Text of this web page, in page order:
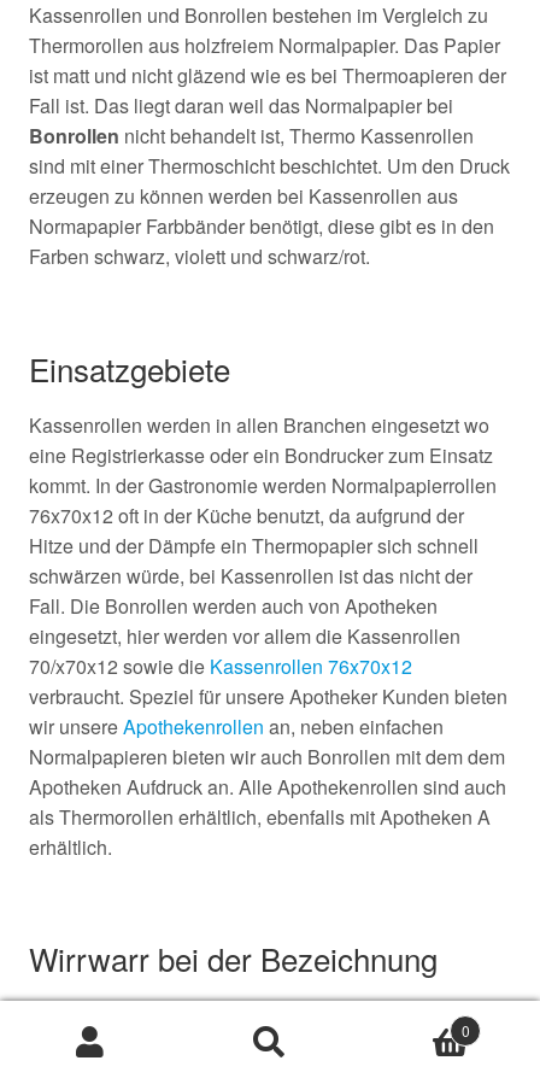
Kassenrollen und Bonrollen bestehen im Vergleich zu
Thermorollen aus holzfreiem Normalpapier. Das Papier
ist matt und nicht gläzend wie es bei Thermoapieren der
Fall ist. Das liegt daran weil das Normalpapier bei
Bonrollen nicht behandelt ist, Thermo Kassenrollen
sind mit einer Thermoschicht beschichtet. Um den Druck
erzeugen zu können werden bei Kassenrollen aus
Normapapier Farbbänder benötigt, diese gibt es in den
Farben schwarz, violett und schwarz/rot.
Einsatzgebiete
Kassenrollen werden in allen Branchen eingesetzt wo
eine Registrierkasse oder ein Bondrucker zum Einsatz
kommt. In der Gastronomie werden Normalpapierrollen
76x70x12 oft in der Küche benutzt, da aufgrund der
Hitze und der Dämpfe ein Thermopapier sich schnell
schwärzen würde, bei Kassenrollen ist das nicht der
Fall. Die Bonrollen werden auch von Apotheken
eingesetzt, hier werden vor allem die Kassenrollen
70/x70x12 sowie die Kassenrollen 76x70x12
verbraucht. Speziel für unsere Apotheker Kunden bieten
wir unsereApothekenrollen an, neben einfachen
Normalpapieren bieten wir auch Bonrollen mit dem dem
Apotheken Aufdruck an. Alle Apothekenrollen sind auch
als Thermorollen erhältlich, ebenfalls mit Apotheken A
erhältlich.
Wirrwarr bei der Bezeichnung
Bonrollen aus holzfreiem Normalpapier? Jeder Käufer
0